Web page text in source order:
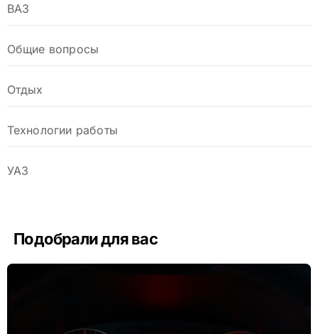
ВАЗ
Общие вопросы
Отдых
Технологии работы
УАЗ
Подобрали для вас